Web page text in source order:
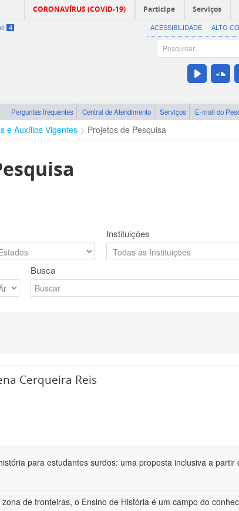
CORONAVÍRUS (COVID-19) Participe Serviços
4 ACESSIBILIDADE ALTO
Perguntas frequentes Central de Atendimento Serviços E-mail do
e Auxílios Vigentes Projetos de Pesquisa
Instituições
Busca
Cerqueira Reis
para estudantes surdos: uma proposta inclusiva a partir
de fronteiras, o Ensino de História é um campo do